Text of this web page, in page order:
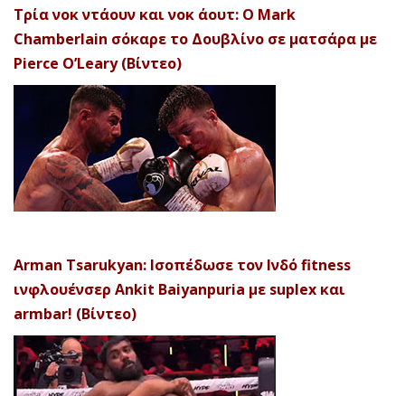
Τρία νοκ ντάουν και νοκ άουτ: Ο Mark
Chamberlain σόκαρε το Δουβλίνο σε ματσάρα με
Pierce O’Leary (Βίντεο)
Arman Tsarukyan: Ισοπέδωσε τον Ινδό fitness
ινφλουένσερ Ankit Baiyanpuria με suplex και
armbar! (Βίντεο)